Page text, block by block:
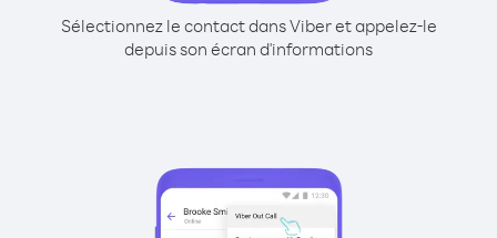
Sélectionnez le contact dans Viber et appelez-le
depuis son écran d'informations